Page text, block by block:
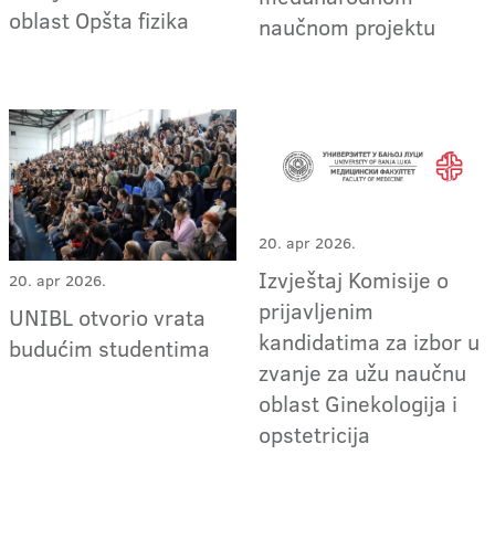
oblast Opšta fizika
naučnom projektu
20. apr 2026.
UNIBL otvorio vrata
budućim studentima
20. apr 2026.
Izvještaj Komisije o
prijavljenim
kandidatima za izbor u
zvanje za užu naučnu
oblast Ginekologija i
opstetricija